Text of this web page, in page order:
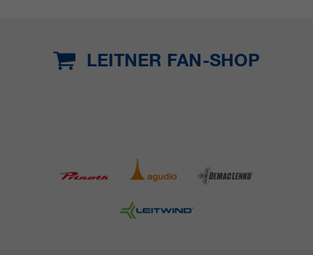
LEITNER FAN-SHOP